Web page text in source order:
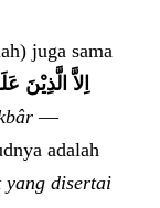
juga sama
—
adalah
yang disertai